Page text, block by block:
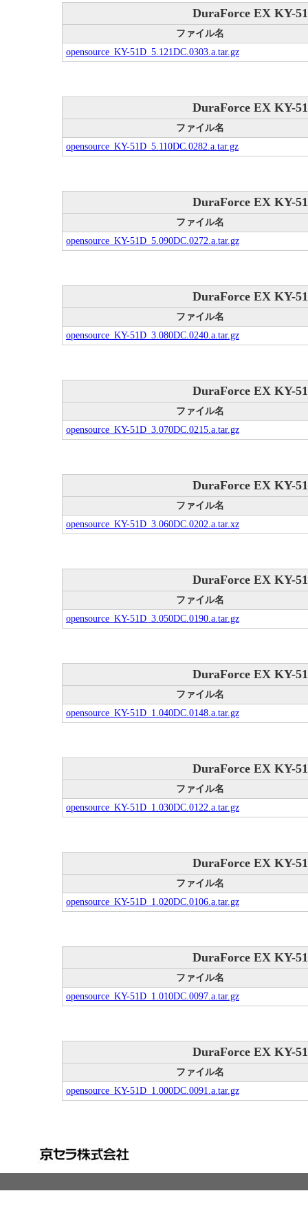
DuraForce EX KY-
ファイル名
opensource_KY-51D_5.121DC.0303.a.tar.gz
DuraForce EX KY-
ファイル名
opensource_KY-51D_5.110DC.0282.a.tar.gz
DuraForce EX KY-
ファイル名
opensource_KY-51D_5.090DC.0272.a.tar.gz
DuraForce EX KY-
ファイル名
opensource_KY-51D_3.080DC.0240.a.tar.gz
DuraForce EX KY-
ファイル名
opensource_KY-51D_3.070DC.0215.a.tar.gz
DuraForce EX KY-
ファイル名
opensource_KY-51D_3.060DC.0202.a.tar.xz
DuraForce EX KY-
ファイル名
opensource_KY-51D_3.050DC.0190.a.tar.gz
DuraForce EX KY-
ファイル名
opensource_KY-51D_1.040DC.0148.a.tar.gz
DuraForce EX KY-
ファイル名
opensource_KY-51D_1.030DC.0122.a.tar.gz
DuraForce EX KY-
ファイル名
opensource_KY-51D_1.020DC.0106.a.tar.gz
DuraForce EX KY-
ファイル名
opensource_KY-51D_1.010DC.0097.a.tar.gz
DuraForce EX KY-
ファイル名
opensource_KY-51D_1.000DC.0091.a.tar.gz